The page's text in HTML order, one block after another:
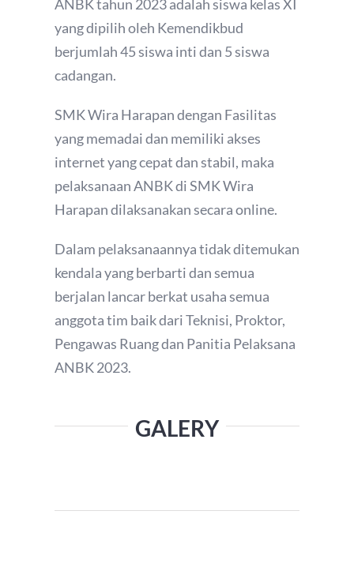
ANBK tahun 2023 adalah siswa kelas XI
yang dipilih oleh Kemendikbud
berjumlah 45 siswa inti dan 5 siswa
cadangan.
SMK Wira Harapan dengan Fasilitas
yang memadai dan memiliki akses
internet yang cepat dan stabil, maka
pelaksanaan ANBK di SMK Wira
Harapan dilaksanakan secara online.
Dalam pelaksanaannya tidak ditemukan
kendala yang berbarti dan semua
berjalan lancar berkat usaha semua
anggota tim baik dari Teknisi, Proktor,
Pengawas Ruang dan Panitia Pelaksana
ANBK 2023.
GALERY